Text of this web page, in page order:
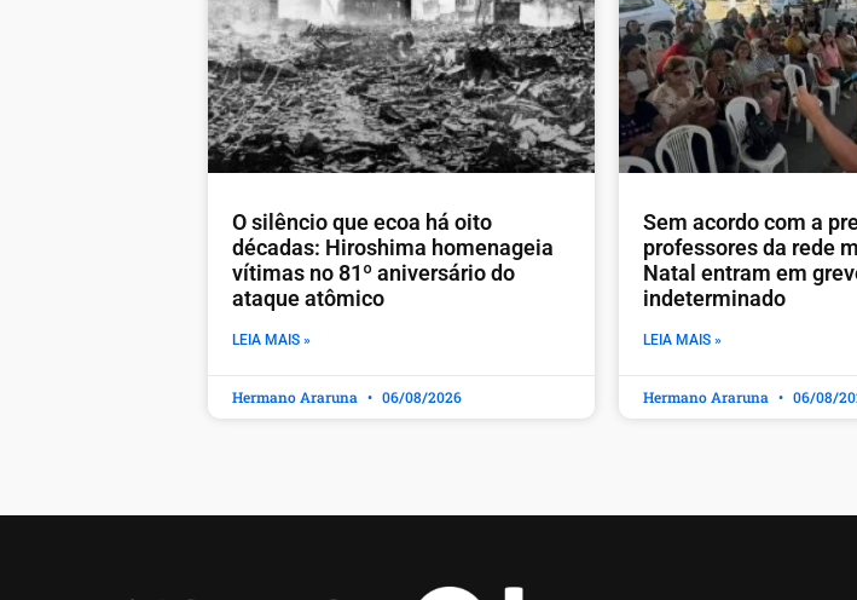
O silêncio que ecoa há oito
décadas: Hiroshima homenageia
vítimas no 81º aniversário do
ataque atômico
LEIA MAIS »
Hermano Araruna 06/08/2026
​Sem acordo com a
professores da rede
Natal entram em
indeterminado
LEIA MAIS »
Hermano Araruna 06/08/